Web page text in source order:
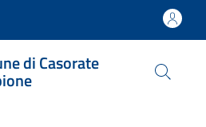
di Casorate